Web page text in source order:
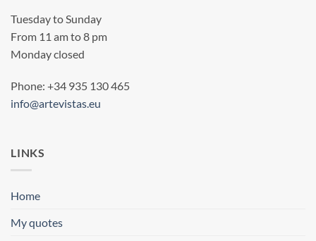
Tuesday to Sunday
From 11 am to 8 pm
Monday closed
Phone: +34 935 130 465
info@artevistas.eu
LINKS
Home
My quotes